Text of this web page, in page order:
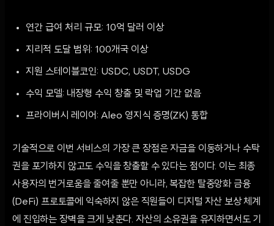
연간 급여 처리 규모: 10억 달러 이상
지리적 도달 범위: 100개국 이상
지원 스테이블코인: USDC, USDT, USDG
수익 모델: 내장형 수익 창출 및 락업 기간 없음
프라이버시 레이어: Aleo 영지식 증명(ZK) 통합
기술적으로 이번 서비스의 가장 큰 장점은 자금을 이동하거나 수탁
권을 포기하지 않고도 수익을 창출할 수 있다는 점이다. 이는 최종
사용자의 번거로움을 줄여줄 뿐만 아니라, 복잡한 탈중앙화 금융
(DeFi) 프로토콜에 익숙하지 않은 직원들이 디지털 자산 보상 체계
에 진입하는 장벽을 크게 낮춘다. 자산의 소유권을 유지하면서도 기